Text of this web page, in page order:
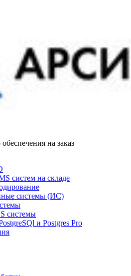
на заказ
систем на складе
системы (ИС)
системы
и Postgres Pro